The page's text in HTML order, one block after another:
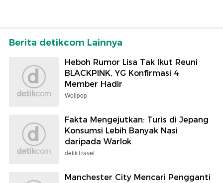
Berita detikcom Lainnya
Heboh Rumor Lisa Tak Ikut Reuni
BLACKPINK, YG Konfirmasi 4
Member Hadir
Wolipop
Fakta Mengejutkan: Turis di Jepang
Konsumsi Lebih Banyak Nasi
daripada Warlok
detikTravel
Manchester City Mencari Pengganti